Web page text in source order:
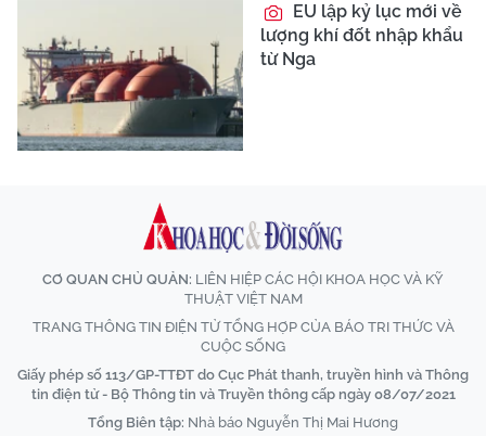
EU lập kỷ lục mới về
lượng khí đốt nhập khẩu
từ Nga
CƠ QUAN CHỦ QUẢN: LIÊN HIỆP CÁC HỘI KHOA HỌC VÀ KỸ
THUẬT VIỆT NAM
TRANG THÔNG TIN ĐIỆN TỬ TỔNG HỢP CỦA BÁO TRI THỨC VÀ
CUỘC SỐNG
Giấy phép số 113/GP-TTĐT do Cục Phát thanh, truyền hình và Thông
tin điện tử - Bộ Thông tin và Truyền thông cấp ngày 08/07/2021
Tổng Biên tập: Nhà báo Nguyễn Thị Mai Hương